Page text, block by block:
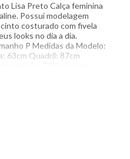
Lisa Preto Calça feminina
Possui modelagem
costurado com fivela
looks no dia a dia.
P Medidas da Modelo:
63cm Quadril: 87cm
77% viscose,